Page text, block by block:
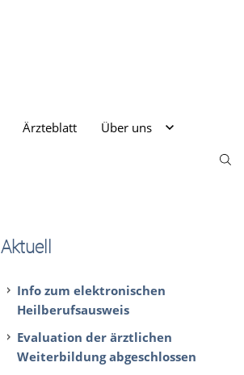
Ärzteblatt
Über uns
Aktuell
Info zum elektronischen
Heilberufsausweis
Evaluation der ärztlichen
Weiterbildung abgeschlossen